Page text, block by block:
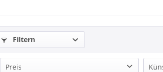
Filtern
Preis